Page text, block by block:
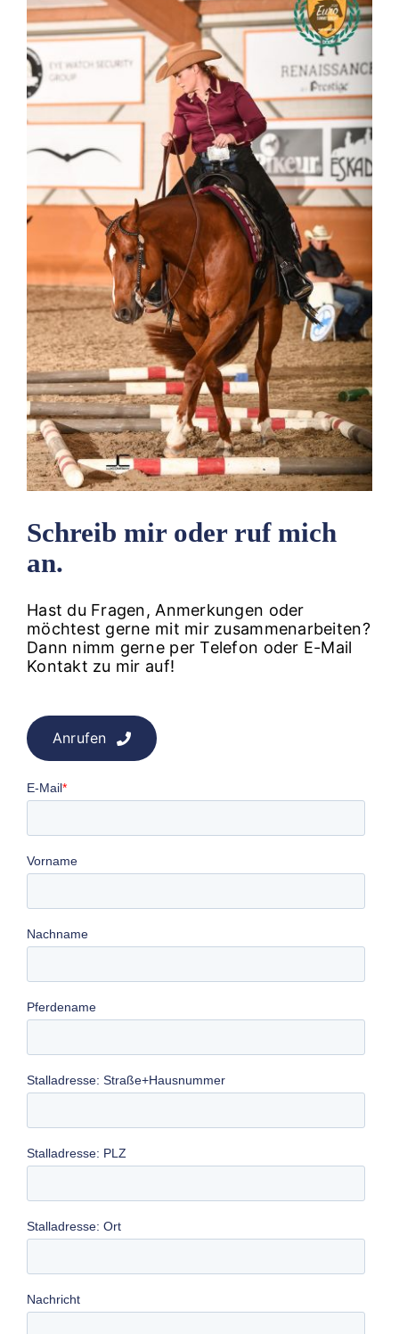
Schreib mir oder ruf mich
an.
Hast du Fragen, Anmerkungen oder
möchtest gerne mit mir zusammenarbeiten?
Dann nimm gerne per Telefon oder E-Mail
Kontakt zu mir auf!
Anrufen